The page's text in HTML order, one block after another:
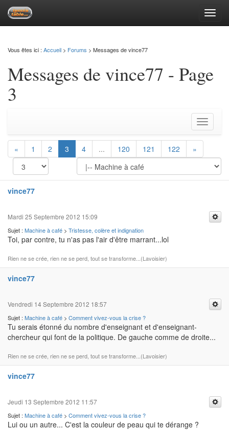
Vous êtes ici : Accueil > Forums > Messages de vince77
Messages de vince77 - Page
3
Toggle
«
1 2 3 4 ... 120 121 122 »
vince77
Mardi 25 Septembre 2012 15:09
Sujet : Machine à café > Tristesse, colère et indignation
Toi, par contre, tu n'as pas l'air d'être marrant...lol
Rien ne se crée, rien ne se perd, tout se transforme...(Lavoisier)
vince77
Vendredi 14 Septembre 2012 18:57
Sujet : Machine à café > Comment vivez-vous la crise ?
Tu serais étonné du nombre d'enseignant et d'enseignant-
chercheur qui font de la politique. De gauche comme de droite...
Rien ne se crée, rien ne se perd, tout se transforme...(Lavoisier)
vince77
Jeudi 13 Septembre 2012 11:57
Sujet : Machine à café > Comment vivez-vous la crise ?
Lui ou un autre... C'est la couleur de peau qui te dérange ?